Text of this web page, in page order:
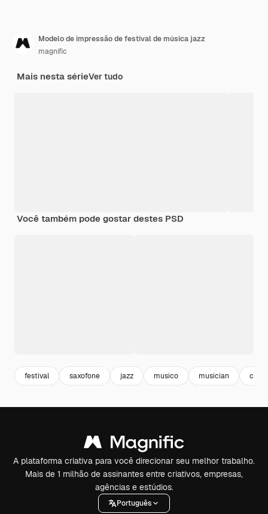
Modelo de impressão de festival de música jazz
magnific
Mais nesta sérieVer tudo
Você também pode gostar destes PSD
festival saxofone jazz musico musician
A plataforma criativa para você direcionar seu melhor trabalho.
Mais de 1 milhão de assinantes entre criativos, empresas,
agências e estúdios.
Português